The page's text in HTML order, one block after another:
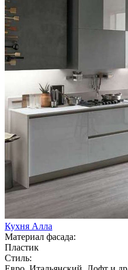
Кухня Алла
Материал фасада:
Пластик
Стиль: